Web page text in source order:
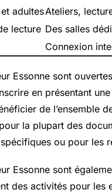
adultesAteliers,
lecture Des salles
Connexion
Essonne sont
en présentant
de l’ensemble
la plupart des
ou pour les
Essonne sont
des activités pour les